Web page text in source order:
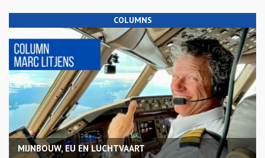
COLUMNS
MIJNBOUW, EU EN LUCHTVAART